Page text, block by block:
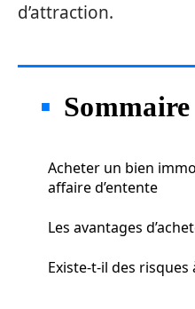
d’attraction.
Sommaire
Acheter un bien
affaire d’entente
Les avantages
Existe-t-il des risques